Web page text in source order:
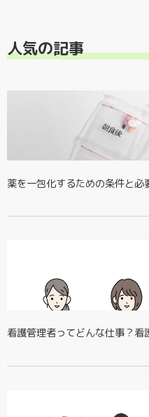
人気の記事
薬を一包化するための条件と必
看護管理者ってどんな仕事？